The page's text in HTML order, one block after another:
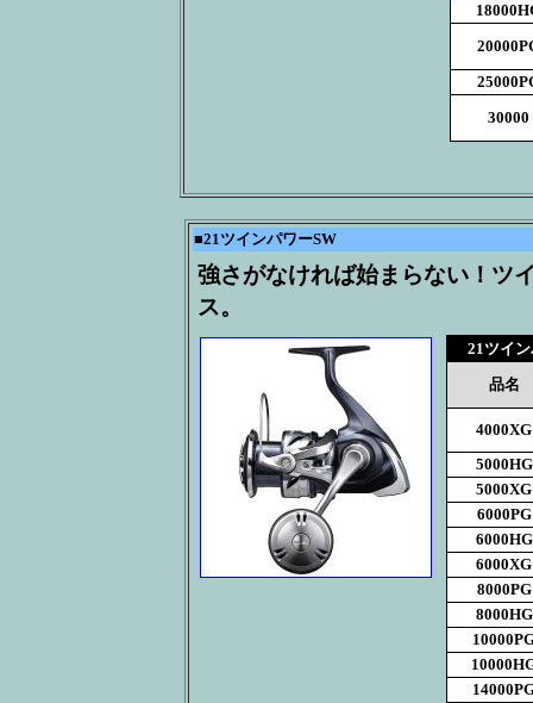
30000
■21ツインパワーSW
強さがなければ始まらない！ツ
ス。
21ツイ
品名
4000XG
5000HG
5000XG
6000PG
6000HG
6000XG
8000PG
8000HG